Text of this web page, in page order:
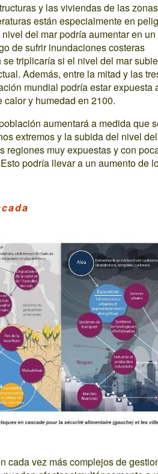
y las viviendas de las zonas
están especialmente en
del mar podría aumentar en un
de sufrir inundaciones costeras
triplicaría si el nivel del mar
Además, entre la mitad y las
mundial podría estar expuesta
y humedad en 2100.
aumentará a medida que
extremos y la subida del nivel del
regiones muy expuestas y con
podría llevar a un aumento de
cada vez más complejos de